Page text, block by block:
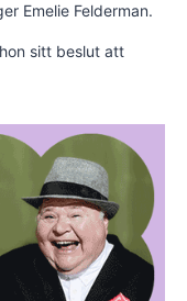
Emelie Felderman.
sitt beslut att